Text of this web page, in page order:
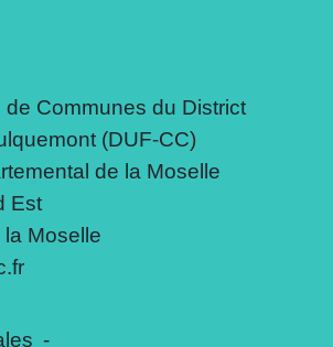
Communes du District
(DUF-CC)
de la Moselle
Est
Moselle
-